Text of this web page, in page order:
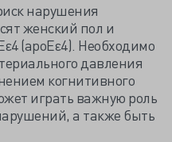
нарушения
женский пол и
(apoEε4). Необходимо
давления
когнитивного
играть важную роль
а также быть